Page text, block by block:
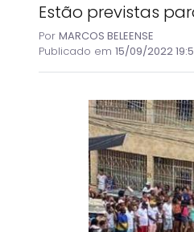
Estão previstas
Por MARCOS BELEENSE
Publicado em 15/09/2022